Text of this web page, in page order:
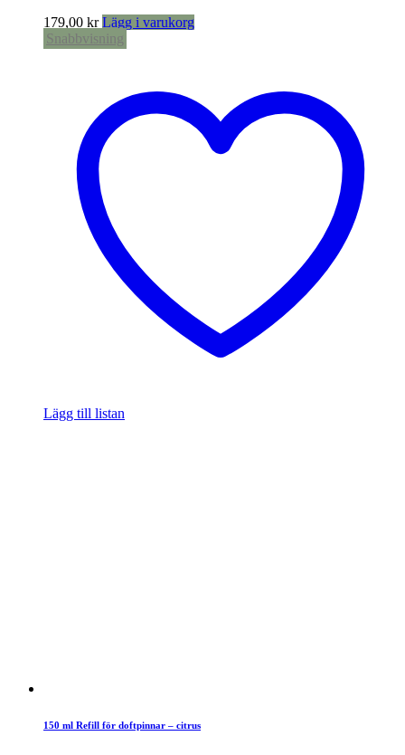
179,00 kr Lägg i varukorg
Snabbvisning
Lägg till listan
150 ml Refill för doftpinnar – citrus